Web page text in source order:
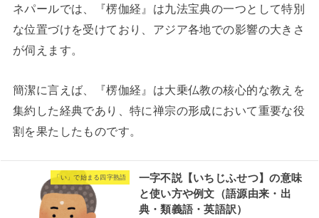
ネパールでは、『楞伽経』は九法宝典の一つとして特別
な位置づけを受けており、アジア各地での影響の大きさ
が伺えます。
簡潔に言えば、『楞伽経』は大乗仏教の核心的な教えを
集約した経典であり、特に禅宗の形成において重要な役
割を果たしたものです。
「い」で始まる四字熟語
一字不説【いちじふせつ】の意味
と使い方や例文（語源由来・出
典・類義語・英語訳）